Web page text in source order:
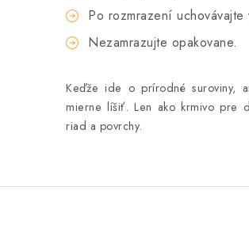
Po rozmrazení
Nezamrazujte opakovane.
Keďže ide o prírodné suroviny,
mierne líšiť. Len ako krmivo pre
riad a povrchy.